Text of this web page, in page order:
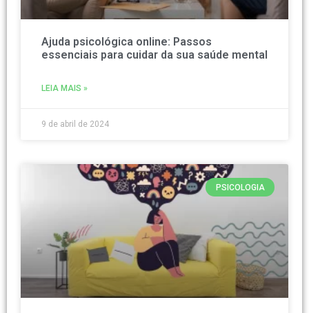
Ajuda psicológica online: Passos
essenciais para cuidar da sua saúde mental
LEIA MAIS »
9 de abril de 2024
PSICOLOGIA